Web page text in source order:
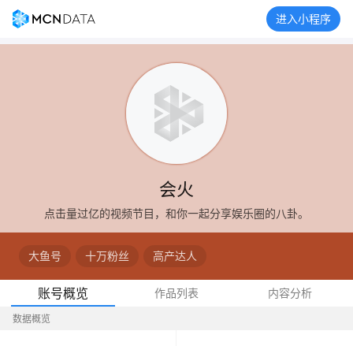
进入小程序
会火
点击量过亿的视频节目，和你一起分享娱乐圈的八卦。
大鱼号 十万粉丝 高产达人
账号概览 作品列表 内容分析
数据概览